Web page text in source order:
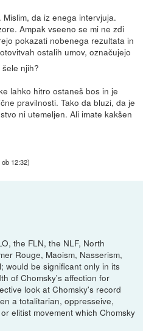
da iz enega intervjuja.
Ampak vseeno se mi ne zdi
pokazati nobenega rezultata in
ostalih umov, označujejo
njih?
lahko hitro ostaneš bos in je
pravilnosti. Tako da bluzi, da je
ni utemeljen. Ali imate kakšen
ob 12:32)
the FLN, the NLF, North
Rouge, Maoism, Nasserism,
would be significant only in its
of Chomsky's affection for
look at Chomsky's record
a totalitarian, oppresseive,
elitist movement which Chomsky